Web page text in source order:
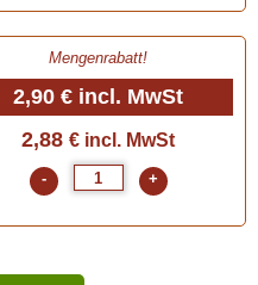
Mengenrabatt!
2,90 € incl. MwSt
2,88 € incl. MwSt
- +